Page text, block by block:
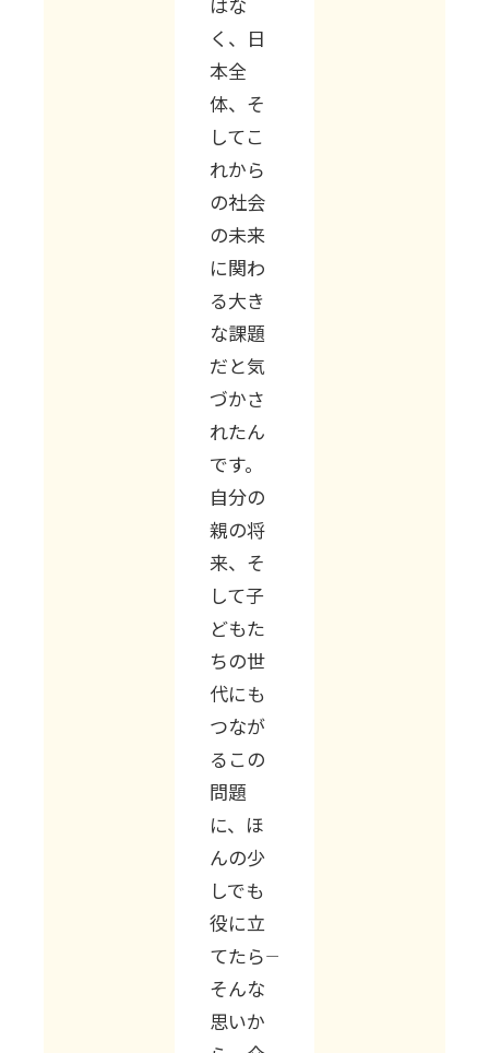
く、日
本全
体、そ
してこ
れから
の社会
の未来
に関わ
る大き
な課題
だと気
づかさ
れたん
です。
自分の
親の将
来、そ
して子
どもた
ちの世
代にも
つなが
るこの
問題
に、ほ
んの少
しでも
役に立
てたら――
そんな
思いか